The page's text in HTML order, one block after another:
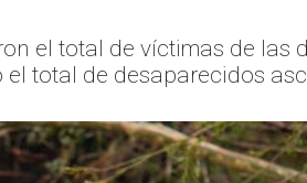
el total de víctimas de las
total de desaparecidos